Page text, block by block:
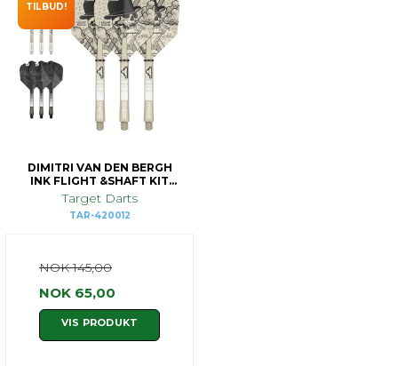
TILBUD!
DIMITRI VAN DEN BERGH
INK FLIGHT &SHAFT KIT
MEDIUM
Target Darts
TAR-420012
NOK 145,00
NOK 65,00
VIS PRODUKT